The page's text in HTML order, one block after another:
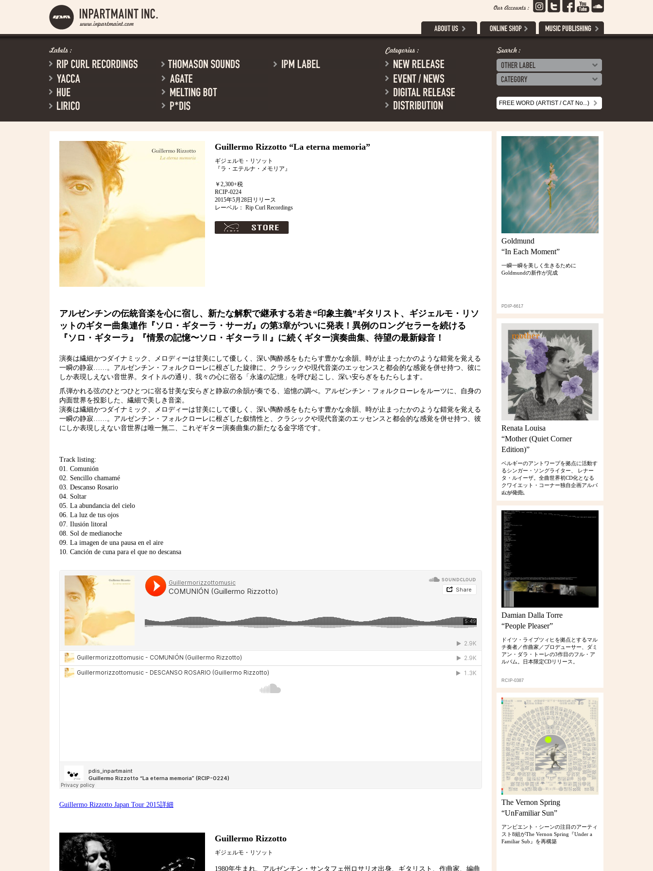
Guillermo Rizzotto “La eterna memoria”
ギジェルモ・リソット
『ラ・エテルナ・メモリア』
￥2,300+税
RCIP-0224
2015年5月28日リリース
レーベル： Rip Curl Recordings
アルゼンチンの伝統音楽を心に宿し、新たな解釈で継承する若き“印象主義”ギタリスト、ギジェルモ・リソ
ットのギター曲集連作『ソロ・ギターラ・サーガ』の第3章がついに発表！異例のロングセラーを続ける
『ソロ・ギターラ』『情景の記憶〜ソロ・ギターラⅡ』に続くギター演奏曲集、待望の最新録音！
演奏は繊細かつダイナミック、メロディーは甘美にして優しく、深い陶酔感をもたらす豊かな余韻、時が止まったかのような錯覚を覚える
一瞬の静寂……。アルゼンチン・フォルクローレに根ざした旋律に、クラシックや現代音楽のエッセンスと都会的な感覚を併せ持つ、彼に
しか表現しえない音世界。タイトルの通り、我々の心に宿る「永遠の記憶」を呼び起こし、深い安らぎをもたらします。
爪弾かれる弦のひとつひとつに宿る甘美な安らぎと静寂の余韻が奏でる、追憶の調べ。アルゼンチン・フォルクローレをルーツに、自身の
内面世界を投影した、繊細で美しき音楽。
演奏は繊細かつダイナミック、メロディーは甘美にして優しく、深い陶酔感をもたらす豊かな余韻、時が止まったかのような錯覚を覚える
一瞬の静寂……。アルゼンチン・フォルクローレに根ざした叙情性と、クラシックや現代音楽のエッセンスと都会的な感覚を併せ持つ、彼
にしか表現しえない音世界は唯一無二、これぞギター演奏曲集の新たなる金字塔です。
Track listing:
01. Comunión
02. Sencillo chamamé
03. Descanso Rosario
04. Soltar
05. La abundancia del cielo
06. La luz de tus ojos
07. Ilusión litoral
08. Sol de medianoche
09. La imagen de una pausa en el aire
10. Canción de cuna para el que no descansa
Guillermo Rizzotto Japan Tour 2015詳細
Guillermo Rizzotto
ギジェルモ・リソット
1980年生まれ、アルゼンチン・サンタフェ州ロサリオ出身、ギタリスト、作曲家、編曲
Goldmund
“In Each Moment”
一瞬一瞬を美しく生きるために
Goldmundの新作が完成
PDIP-6617
Renata Louisa
“Mother (Quiet Corner
Edition)”
ベルギーのアントワープを拠点に活動す
るシンガー・ソングライター、 レナー
タ・ルイーザ。全曲世界初CD化となる
クワイエット・コーナー独自企画アルバ
ムが発売。
RCIP-0386
Damian Dalla Torre
“People Pleaser”
ドイツ・ライプツィヒを拠点とするマル
チ奏者／作曲家／プロデューサー、ダミ
アン・ダラ・トーレの3作目のフル・ア
ルバム。日本限定CDリリース。
RCIP-0387
The Vernon Spring
“UnFamiliar Sun”
アンビエント・シーンの注目のアーティ
スト8組がThe Vernon Spring『Under a
Familiar Sub』を再構築